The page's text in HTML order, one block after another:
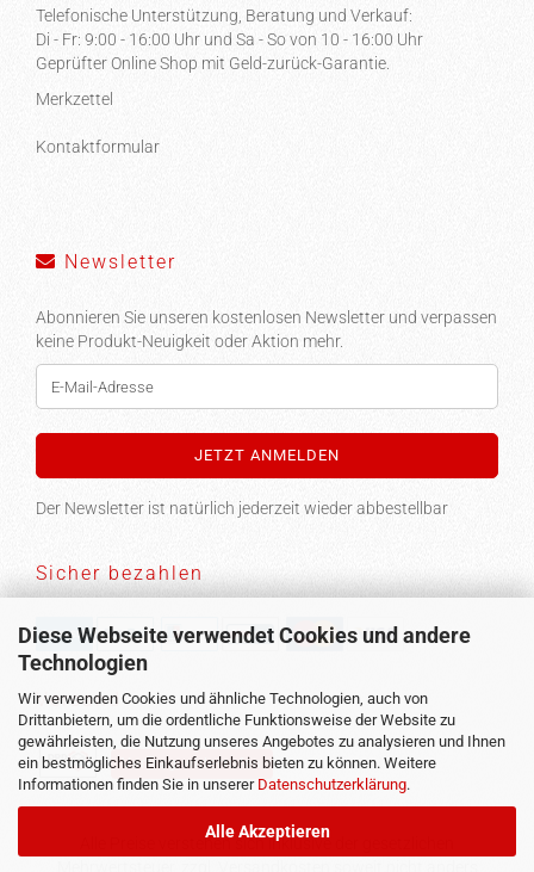
Diese Webseite verwendet Cookies und andere
Technologien
Wir verwenden Cookies und ähnliche Technologien, auch von
Drittanbietern, um die ordentliche Funktionsweise der Website zu
gewährleisten, die Nutzung unseres Angebotes zu analysieren und Ihnen
ein bestmögliches Einkaufserlebnis bieten zu können. Weitere
Informationen finden Sie in unserer Datenschutzerklärung.
Alle Akzeptieren
Telefonische Unterstützung, Beratung und Verkauf:
Di - Fr: 9:00 - 16:00 Uhr und Sa - So von 10 - 16:00 Uhr
Geprüfter Online Shop mit Geld-zurück-Garantie.
Merkzettel
Kontaktformular
Newsletter
Abonnieren Sie unseren kostenlosen Newsletter und verpassen
keine Produkt-Neuigkeit oder Aktion mehr.
Der Newsletter ist natürlich jederzeit wieder abbestellbar
Sicher bezahlen
Versand
Vertrag widerrufen
Alle Preise verstehen sich inklusive der gesetzlichen